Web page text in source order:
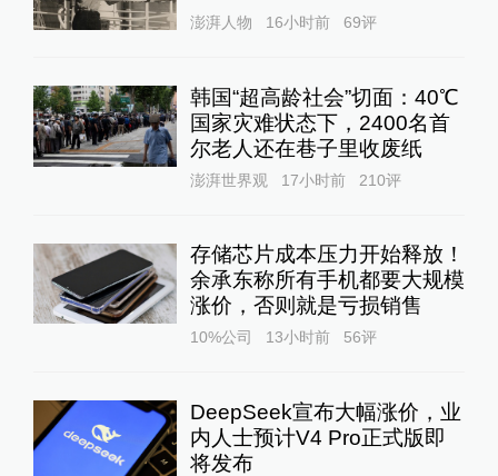
澎湃人物 16小时前 69评
韩国“超高龄社会”切面：40℃
国家灾难状态下，2400名首
尔老人还在巷子里收废纸
澎湃世界观 17小时前 210评
存储芯片成本压力开始释放！
余承东称所有手机都要大规模
涨价，否则就是亏损销售
10%公司 13小时前 56评
DeepSeek宣布大幅涨价，业
内人士预计V4 Pro正式版即
将发布